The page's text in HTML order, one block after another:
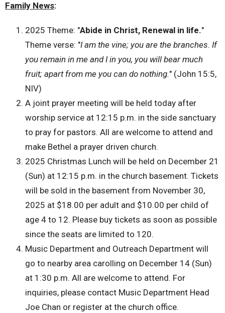
Family News:
2025 Theme: "Abide in Christ, Renewal in life."
Theme verse: "I am the vine; you are the branches. If
you remain in me and I in you, you will bear much
fruit; apart from me you can do nothing." (John 15:5,
NIV)
A joint prayer meeting will be held today after
worship service at 12:15 p.m. in the side sanctuary
to pray for pastors. All are welcome to attend and
make Bethel a prayer driven church.
2025 Christmas Lunch will be held on December 21
(Sun) at 12:15 p.m. in the church basement. Tickets
will be sold in the basement from November 30,
2025 at $18.00 per adult and $10.00 per child of
age 4 to 12. Please buy tickets as soon as possible
since the seats are limited to 120.
Music Department and Outreach Department will
go to nearby area carolling on December 14 (Sun)
at 1:30 p.m. All are welcome to attend. For
inquiries, please contact Music Department Head
Joe Chan or register at the church office.